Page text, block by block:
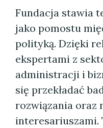
Fundacja stawia
jako pomostu
polityką. Dzięki
ekspertami z
administracji i
się przekładać
rozwiązania oraz
interesariuszami.